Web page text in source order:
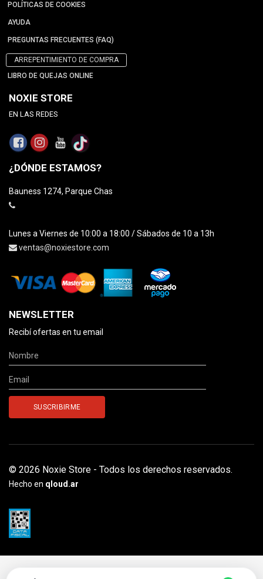
POLÍTICAS DE COOKIES
AYUDA
PREGUNTAS FRECUENTES (FAQ)
ARREPENTIMIENTO DE COMPRA
LIBRO DE QUEJAS ONLINE
NOXIE STORE
EN LAS REDES
¿DÓNDE ESTAMOS?
Bauness 1274, Parque Chas
Lunes a Viernes de 10:00 a 18:00 / Sábados de 10 a 13h
ventas@noxiestore.com
NEWSLETTER
Recibí ofertas en tu email
© 2026 Noxie Store - Todos los derechos reservados.
Hecho en qloud.ar